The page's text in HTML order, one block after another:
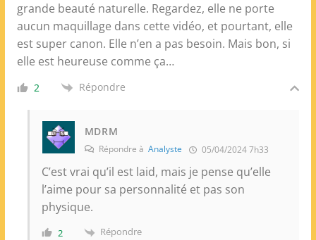
grande beauté naturelle. Regardez, elle ne porte
aucun maquillage dans cette vidéo, et pourtant, elle
est super canon. Elle n’en a pas besoin. Mais bon, si
elle est heureuse comme ça…
2 Répondre
MDRM
Répondre à Analyste 05/04/2024 7h33
C’est vrai qu’il est laid, mais je pense qu’elle
l’aime pour sa personnalité et pas son
physique.
2 Répondre